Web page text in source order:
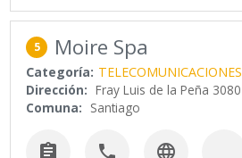
5 Moire Spa
Categoría: TELECOMUNICACIONES
Dirección: Fray Luis de la Peña 3080
Comuna: Santiago
  